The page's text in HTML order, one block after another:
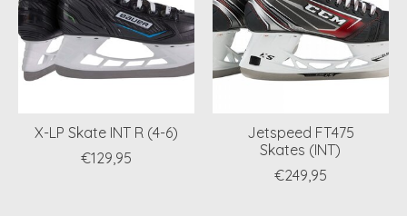
X-LP Skate INT R (4-6)
€129,95
Jetspeed FT475
Skates (INT)
€249,95